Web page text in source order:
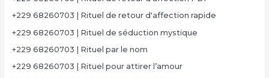
+229 68260703 | Rituel de retour d'affection rapide
+229 68260703 | Rituel de séduction mystique
+229 68260703 | Rituel par le nom
+229 68260703 | Rituel pour attirer l’amour